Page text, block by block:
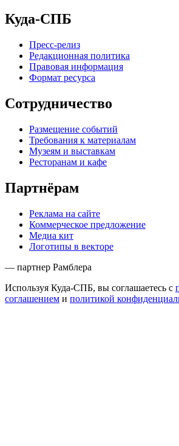
Куда-СПБ
Пресс-релиз
Редакционная политика
Правовая информация
Формат ресурса
Сотрудничество
Размещение событий
Требования к материалам
Музеям и выставкам
Ресторанам и кафе
Партнёрам
Реклама на сайте
Коммерческое предложение
Медиа кит
Логотипы в векторе
— партнер Рамблера
Используя Куда-СПБ, вы соглашаетесь с
соглашением и политикой